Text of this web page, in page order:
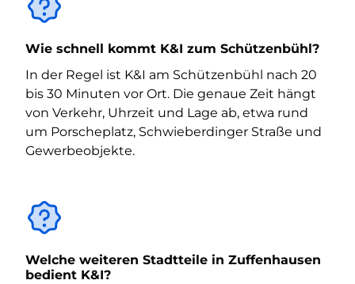
Wie schnell kommt K&I zum Schützenbühl?
In der Regel ist K&I am Schützenbühl nach 20
bis 30 Minuten vor Ort. Die genaue Zeit hängt
von Verkehr, Uhrzeit und Lage ab, etwa rund
um Porscheplatz, Schwieberdinger Straße und
Gewerbeobjekte.
Welche weiteren Stadtteile in Zuffenhausen
bedient K&I?